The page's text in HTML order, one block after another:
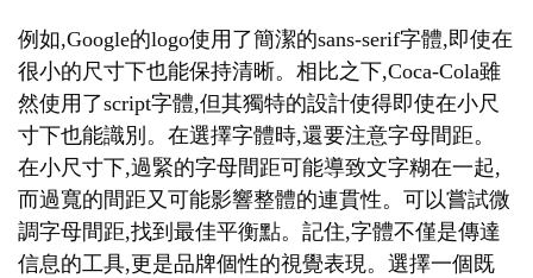
例如,Google的logo使用了簡潔的sans-serif字體,即使在
很小的尺寸下也能保持清晰。相比之下,Coca-Cola雖
然使用了script字體,但其獨特的設計使得即使在小尺
寸下也能識別。在選擇字體時,還要注意字母間距。
在小尺寸下,過緊的字母間距可能導致文字糊在一起,
而過寬的間距又可能影響整體的連貫性。可以嘗試微
調字母間距,找到最佳平衡點。記住,字體不僅是傳達
信息的工具,更是品牌個性的視覺表現。選擇一個既